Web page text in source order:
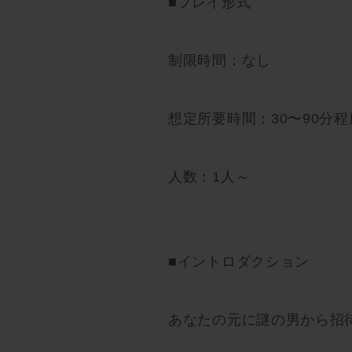
制限時間：なし
想定所要時間：30〜90分程
人数：1人～
■イントロダクション
あなたの元に謎の男から招